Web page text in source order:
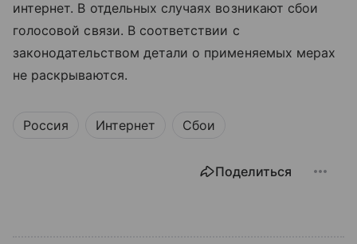
интернет. В отдельных случаях возникают сбои
голосовой связи. В соответствии с
законодательством детали о применяемых мерах
не раскрываются.
Россия Интернет Сбои
Поделиться